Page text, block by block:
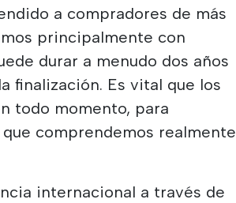
a compradores de más
principalmente con
durar a menudo dos años
finalización. Es vital que los
todo momento, para
comprendemos realmente
internacional a través de